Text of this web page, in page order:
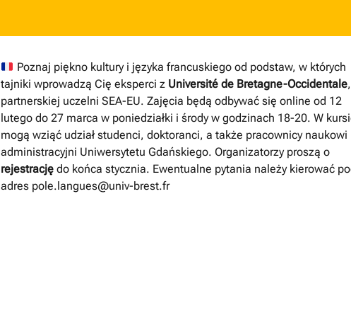
Poznaj piękno kultury i języka francuskiego od podstaw, w których
tajniki wprowadzą Cię eksperci z Université de Bretagne-Occidentale,
partnerskiej uczelni SEA-EU. Zajęcia będą odbywać się online od 12
lutego do 27 marca w poniedziałki i środy w godzinach 18-20. W
mogą wziąć udział studenci, doktoranci, a także pracownicy naukowi
administracyjni Uniwersytetu Gdańskiego. Organizatorzy proszą o
rejestrację do końca stycznia. Ewentualne pytania należy kierować
adres pole.langues@univ-brest.fr